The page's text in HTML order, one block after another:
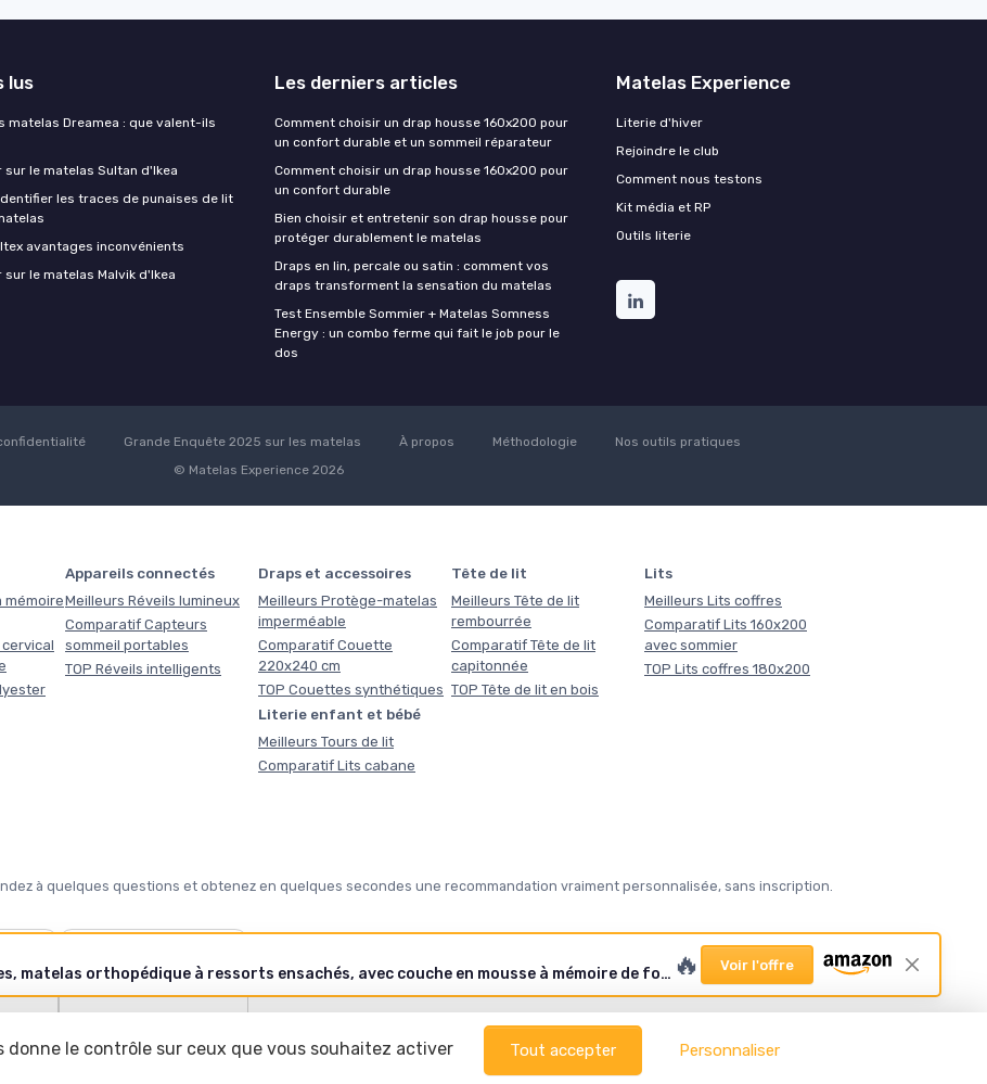
Matelas 160 x 200 cm, 36 cm, H3, hauteur 7 zones, matelas orthopédique à ressorts ensachés, avec couche en mousse à mémoire de forme confortable, certifié Oeko-Tex, 101 nuits Bleu & Blanc 160x200x36 cm 🔥 Voir l'offre
lus
matelas Dreamea : que valent-ils
sur le matelas Sultan d'Ikea
les traces de punaises de lit
avantages inconvénients
sur le matelas Malvik d'Ikea
Les derniers articles
Comment choisir un drap housse 160x200 pour
un confort durable et un sommeil réparateur
Comment choisir un drap housse 160x200 pour
un confort durable
Bien choisir et entretenir son drap housse pour
protéger durablement le matelas
Draps en lin, percale ou satin : comment vos
draps transforment la sensation du matelas
Test Ensemble Sommier + Matelas Somness
Energy : un combo ferme qui fait le job pour le
dos
Matelas Experience
Literie d'hiver
Rejoindre le club
Comment nous testons
Kit média et RP
Outils literie
Grande Enquête 2025 sur les matelas À propos Méthodologie
Nos outils pratiques
© Matelas Experience 2026
mémoire
Appareils connectés
Meilleurs Réveils lumineux
Comparatif Capteurs
sommeil portables
TOP Réveils intelligents
Draps et accessoires
Meilleurs Protège-matelas
imperméable
Comparatif Couette
220x240 cm
TOP Couettes synthétiques
Tête de lit
Meilleurs Tête de lit
rembourrée
Comparatif Tête de lit
capitonnée
TOP Tête de lit en bois
Lits
Meilleurs Lits coffres
Comparatif Lits 160x200
avec sommier
TOP Lits coffres 180x200
Literie enfant et bébé
Meilleurs Tours de lit
Comparatif Lits cabane
à quelques questions et obtenez en quelques secondes une recommandation vraiment personnalisée, sans inscription.
? Notre sélection hiver
donne le contrôle sur ceux que vous souhaitez activer Tout accepter Personnaliser